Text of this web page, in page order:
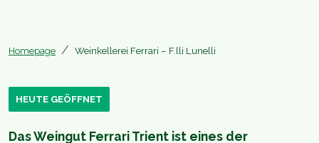
Homepage Weinkellerei Ferrari – F.lli Lunelli
HEUTE GEÖFFNET
Das Weingut Ferrari Trient ist eines der